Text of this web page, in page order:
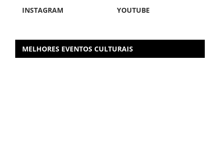
INSTAGRAM
YOUTUBE
MELHORES EVENTOS CULTURAIS